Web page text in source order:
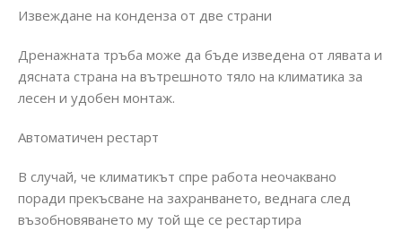
Извеждане на конденза от две страни
Дренажната тръба може да бъде изведена от лявата и
дясната страна на вътрешното тяло на климатика за
лесен и удобен монтаж.
Автоматичен рестарт
В случай, че климатикът спре работа неочаквано
поради прекъсване на захранването, веднага след
възобновяването му той ще се рестартира